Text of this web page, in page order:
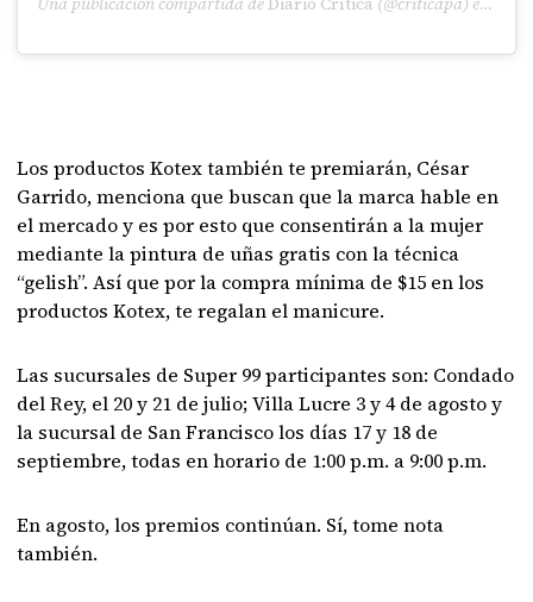
Los productos Kotex también te premiarán, César
Garrido, menciona que buscan que la marca hable en
el mercado y es por esto que consentirán a la mujer
mediante la pintura de uñas gratis con la técnica
“gelish”. Así que por la compra mínima de $15 en los
productos Kotex, te regalan el manicure.
Las sucursales de Super 99 participantes son: Condado
del Rey, el 20 y 21 de julio; Villa Lucre 3 y 4 de agosto y
la sucursal de San Francisco los días 17 y 18 de
septiembre, todas en horario de 1:00 p.m. a 9:00 p.m.
En agosto, los premios continúan. Sí, tome nota
también.